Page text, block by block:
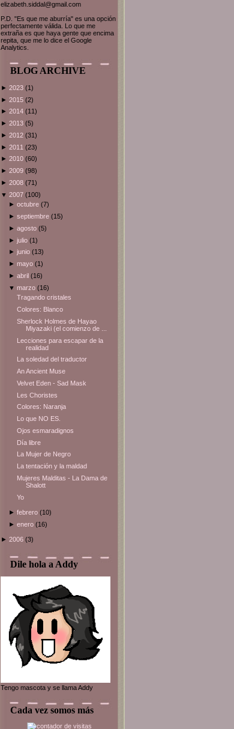
elizabeth.siddal@gmail.com
P.D. "Es que me aburría" es una opción
perfectamente válida. Lo que me
extraña es que haya gente que encima
repita, que me lo dice el Google
Analytics.
BLOG ARCHIVE
► 2023 (1)
► 2015 (2)
► 2014 (11)
► 2013 (5)
► 2012 (31)
► 2011 (23)
► 2010 (60)
► 2009 (98)
► 2008 (71)
▼ 2007 (100)
►octubre(7)
►septiembre(15)
►agosto(5)
►julio(1)
►junio(13)
►mayo(1)
►abril(16)
▼marzo(16)
Tragando cristales
Colores: Blanco
Sherlock Holmes de Hayao
Miyazaki (el comienzo de ...
Lecciones para escapar de la
realidad
La soledad del traductor
An Ancient Muse
Velvet Eden - Sad Mask
Les Choristes
Colores: Naranja
Lo que NO ES.
Ojos esmaradignos
Día libre
La Mujer de Negro
La tentación y la maldad
Mujeres Malditas - La Dama de
Shalott
Yo
►febrero(10)
►enero(16)
► 2006 (3)
Dile hola a Addy
Tengo mascota y se llama Addy
Cada vez somos más